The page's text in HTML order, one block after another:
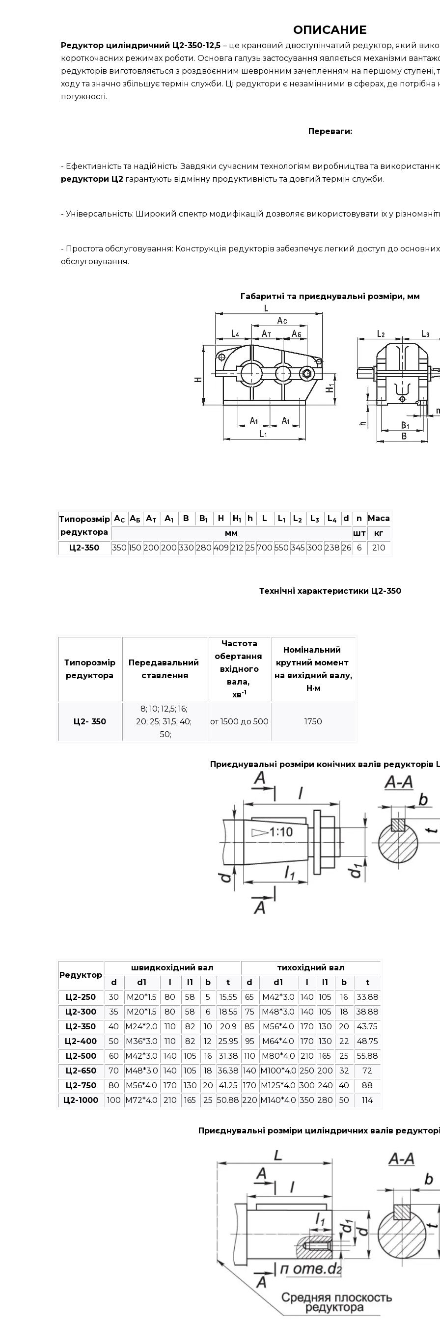
ОПИСАНИЕ
Редуктор циліндричний Ц2-350-12,5 – це крановий двоступінчатий редуктор, який
короткочасних режимах роботи. Основга галузь застосування являється механізми
редукторів виготовляється з роздвоєнним шевронним зачепленням на першому ступені,
ходу та значно збільшує термін служби. Ці редуктори є незамінними в сферах, де потрібна
потужності.
Переваги:
- Ефективність та надійність: Завдяки сучасним технологіям виробництва та
редуктори Ц2 гарантують відмінну продуктивність та довгий термін служби.
- Універсальність: Широкий спектр модифікацій дозволяє використовувати їх у
- Простота обслуговування: Конструкція редукторів забезпечує легкий доступ до
обслуговування.
Габаритні та приєднувальні розміри, мм
Типорозмір
редуктора
АC АБ АT А1 В В1 Н Н 1 h L L1 L2 L3 L4 d n
Маса
мм
шт
кг
Ц2-350
350 150 200 200 330 280 409 212 25 700 550 345 300 238 26 6 210
Технічні характеристики Ц2-350
Типорозмір
редуктора
Передавальний
ставлення
Частота
обертання
вхідного
вала,
хв-1
Номінальний
крутний момент
на вихідний валу,
Н·м
Ц2- 350
8; 10; 12,5; 16;
20; 25; 31,5; 40;
50;
от 1500 до 500 1750
Приєднувальні розміри конічних валів редукторів
Редуктор
швидкохідний вал
тихохідний вал
d
d1 l1 b t d d1 l1 b
t
Ц2-250
30 M20*1.5 80 58 5 15.55 65 M42*3.0 140 105 16
33.88
Ц2-300
35 M20*1.5 80 58 6 18.55 75 M48*3.0 140 105 18
38.88
Ц2-350
40 M24*2.0 110 82 10 20.9 85 M56*4.0 170 130 20
43.75
Ц2-400
50 M36*3.0 110 82 12 25.95 95 M64*4.0 170 130 22
48.75
Ц2-500
60 M42*3.0 140 105 16 31.38 110 M80*4.0 210 165 25
55.88
Ц2-650
70 M48*3.0 140 105 18 36.38 140 M100*4.0 250 200 32
72
Ц2-750
80 M56*4.0 170 130 20 41.25 170 M125*4.0 300 240 40
88
Ц2-1000
100 M72*4.0 210 165 25 50.88 220 M140*4.0 350 280 50 114
Приєднувальні розміри циліндричних валів